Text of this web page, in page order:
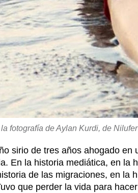
fotografía de Aylan Kurdi, de
sirio de tres años ahogado en
En la historia mediática, en la
de las migraciones, en la
que perder la vida para